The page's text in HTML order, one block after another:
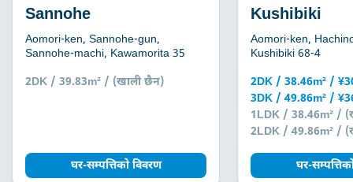
Sannohe
Aomori-ken, Sannohe-gun,
Sannohe-machi, Kawamorita 35
2DK / 39.83m² / (खाली छैन)
घर-सम्पत्तिको विवरण
Kushibiki
Aomori-ken,
Kushibiki 68-4
2DK / 38.46m² /
3DK / 49.86m² /
1LDK / 38.46m² /
2LDK / 49.86m² /
घर-